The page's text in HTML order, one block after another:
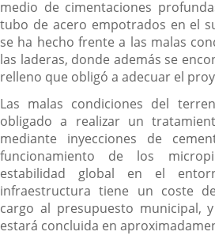
medio de cimentaciones
tubo de acero empotrados en el
se ha hecho frente a las malas
las laderas, donde además se
relleno que obligó a adecuar el
Las malas condiciones del
obligado a realizar un
mediante inyecciones de
funcionamiento de los
estabilidad global en el
infraestructura tiene un coste
cargo al presupuesto municipal,
estará concluida en